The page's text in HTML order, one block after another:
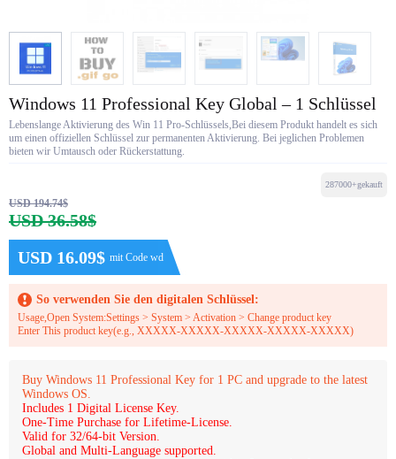
Windows 11 Professional Key Global – 1 Schlüssel
Lebenslange Aktivierung des Win 11 Pro-Schlüssels,Bei diesem Produkt handelt es sich
um einen offiziellen Schlüssel zur permanenten Aktivierung. Bei jeglichen Problemen
bieten wir Umtausch oder Rückerstattung.
USD 194.74$
USD 36.58$
USD 16.09$ mit Code wd
287000+gekauft
So verwenden Sie den digitalen Schlüssel:
Usage,Open System:Settings > System > Activation > Change product key
Enter This product key(e.g., XXXXX-XXXXX-XXXXX-XXXXX-XXXXX)
Buy Windows 11 Professional Key for 1 PC and upgrade to the latest
Windows OS.
Includes 1 Digital License Key.
One-Time Purchase for Lifetime-License.
Valid for 32/64-bit Version.
Global and Multi-Language supported.